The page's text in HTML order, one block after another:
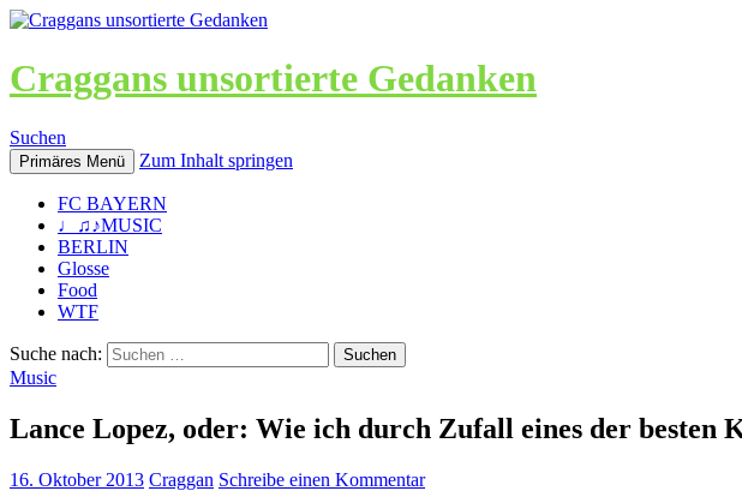
Craggans unsortierte Gedanken
Suchen
Primäres Menü Zum Inhalt springen
FC BAYERN
♩♫♪MUSIC
BERLIN
Glosse
Food
WTF
Suche nach:
Music
Lance Lopez, oder: Wie ich durch Zufall eines der besten
16. Oktober 2013 Craggan Schreibe einen Kommentar